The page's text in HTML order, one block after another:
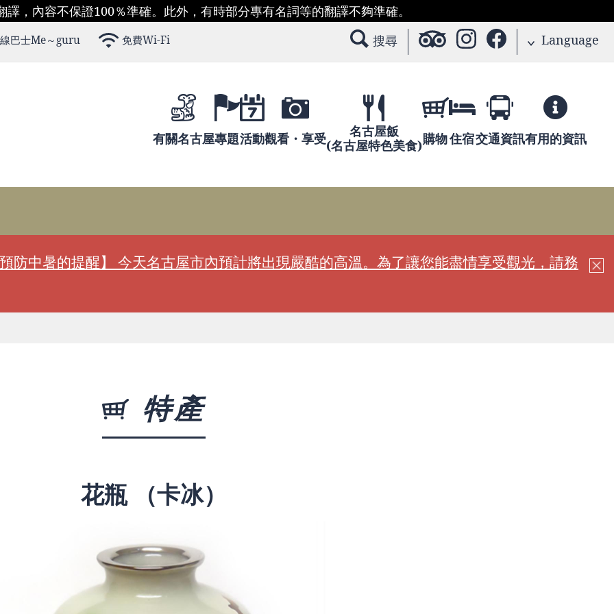
譯，內容不保證100％準確。此外，有時部分專有名詞等的翻譯不夠準確。
巴士Me～guru 免費Wi-Fi 搜尋 Language
有關名古屋專題活動觀看・享受
名古屋飯
(名古屋特色美食)購物住宿交通資訊有用的資訊
防中暑的提醒】 今天名古屋市內預計將出現嚴酷的高溫。為了讓您能盡情享受觀光，請務
特產
花瓶 （卡冰）